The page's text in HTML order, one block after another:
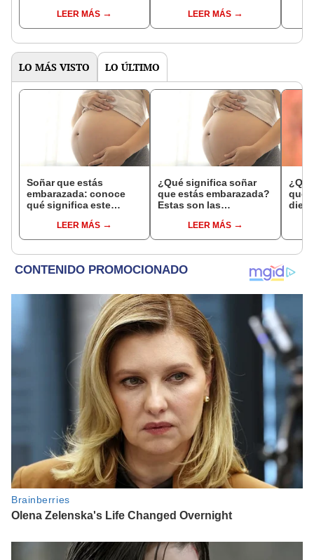
LEER MÁS
comunesLEER MÁS
LO MÁS VISTO LO ÚLTIMO
Soñar que estás
embarazada: conoce
qué significa este
LEER MÁS
¿Qué significa soñar
que estás embarazada?
Estas son las
comunesLEER MÁS
que